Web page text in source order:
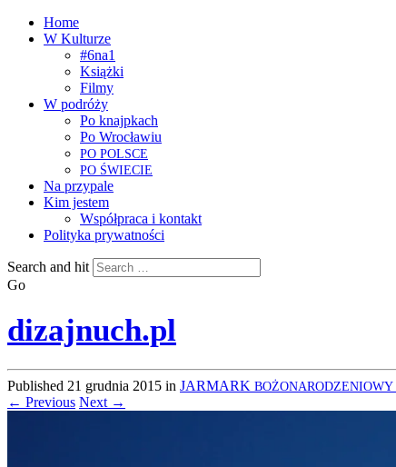
Home
W Kulturze
#6na1
Książki
Filmy
W podróży
Po knajpkach
Po Wrocławiu
PO POLSCE
PO ŚWIECIE
Na przypale
Kim jestem
Współpraca i kontakt
Polityka prywatności
Search and hit
Go
dizajnuch.pl
Published 21 grudnia 2015 in JARMARK BOŻONARODZENIOWY
← Previous Next →